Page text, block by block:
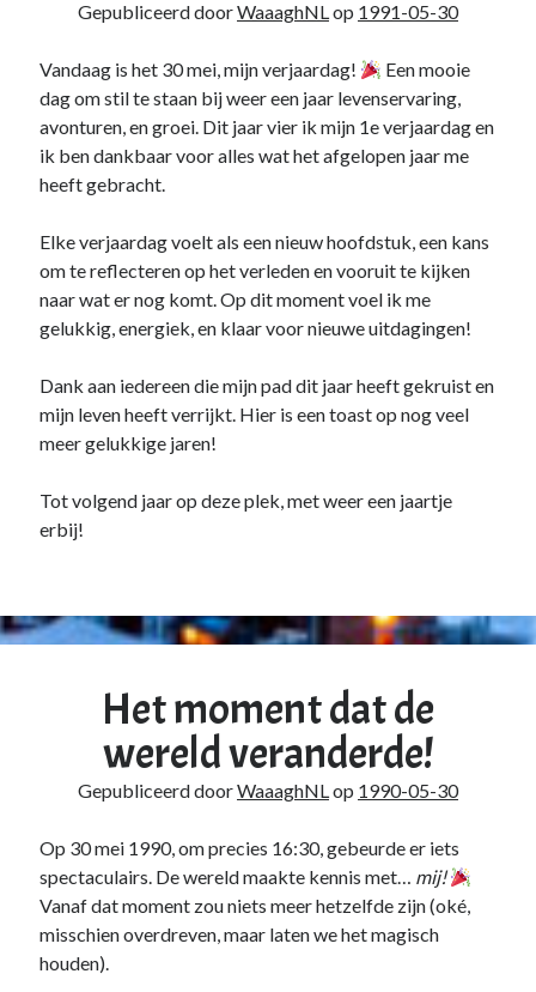
Gepubliceerd doorWaaaghNLop 1991-05-30
Vandaag is het 30 mei, mijn verjaardag!
Een mooie
dag om stil te staan bij weer een jaar levenservaring,
avonturen, en groei. Dit jaar vier ik mijn 1e verjaardag en
ik ben dankbaar voor alles wat het afgelopen jaar me
heeft gebracht.
Elke verjaardag voelt als een nieuw hoofdstuk, een kans
om te reflecteren op het verleden en vooruit te kijken
naar wat er nog komt. Op dit moment voel ik me
gelukkig, energiek, en klaar voor nieuwe uitdagingen!
Dank aan iedereen die mijn pad dit jaar heeft gekruist en
mijn leven heeft verrijkt. Hier is een toast op nog veel
meer gelukkige jaren!
Tot volgend jaar op deze plek, met weer een jaartje
erbij!
Het moment dat de
wereld veranderde!
Gepubliceerd doorWaaaghNLop 1990-05-30
Op 30 mei 1990, om precies 16:30, gebeurde er iets
spectaculairs. De wereld maakte kennis met… mij!
Vanaf dat moment zou niets meer hetzelfde zijn (oké,
misschien overdreven, maar laten we het magisch
houden).